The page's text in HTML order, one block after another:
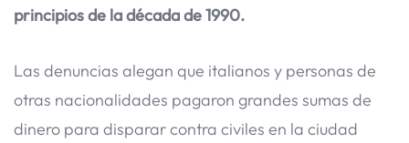
principios de la década de 1990.
Las denuncias alegan que italianos y personas de
otras nacionalidades pagaron grandes sumas de
dinero para disparar contra civiles en la ciudad